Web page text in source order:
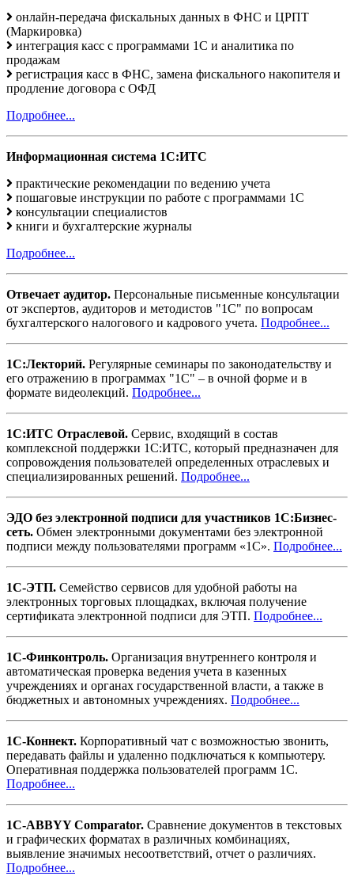
онлайн-передача фискальных данных в ФНС и ЦРПТ
(Маркировка)
интеграция касс с программами 1С и аналитика по
продажам
регистрация касс в ФНС, замена фискального накопителя и
продление договора с ОФД
Подробнее...
Информационная система 1С:ИТС
практические рекомендации по ведению учета
пошаговые инструкции по работе с программами 1С
консультации специалистов
книги и бухгалтерские журналы
Подробнее...
Отвечает аудитор. Персональные письменные консультации
от экспертов, аудиторов и методистов "1С" по вопросам
бухгалтерского налогового и кадрового учета. Подробнее...
1С:Лекторий. Регулярные семинары по законодательству и
его отражению в программах "1С" – в очной форме и в
формате видеолекций. Подробнее...
1С:ИТС Отраслевой. Сервис, входящий в состав
комплексной поддержки 1С:ИТС, который предназначен для
сопровождения пользователей определенных отраслевых и
специализированных решений. Подробнее...
ЭДО без электронной подписи для участников 1С:Бизнес-
сеть. Обмен электронными документами без электронной
подписи между пользователями программ «1С». Подробнее...
1С-ЭТП. Семейство сервисов для удобной работы на
электронных торговых площадках, включая получение
сертификата электронной подписи для ЭТП. Подробнее...
1С-Финконтроль. Организация внутреннего контроля и
автоматическая проверка ведения учета в казенных
учреждениях и органах государственной власти, а также в
бюджетных и автономных учреждениях. Подробнее...
1С-Коннект. Корпоративный чат с возможностью звонить,
передавать файлы и удаленно подключаться к компьютеру.
Оперативная поддержка пользователей программ 1С.
Подробнее...
1C-ABBYY Comparator. Сравнение документов в текстовых
и графических форматах в различных комбинациях,
выявление значимых несоответствий, отчет о различиях.
Подробнее...